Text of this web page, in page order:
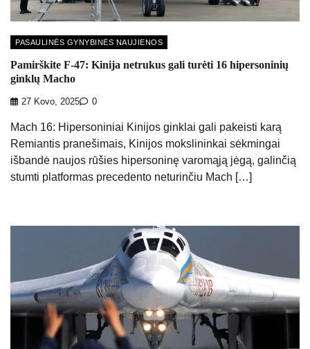
PASAULINĖS GYNYBINĖS NAUJIENOS
Pamirškite F-47: Kinija netrukus gali turėti 16 hipersoninių
ginklų Macho
27 Kovo, 2025 0
Mach 16: Hipersoniniai Kinijos ginklai gali pakeisti karą
Remiantis pranešimais, Kinijos mokslininkai sėkmingai
išbandė naujos rūšies hipersoninę varomąją jėgą, galinčią
stumti platformas precedento neturinčiu Mach […]